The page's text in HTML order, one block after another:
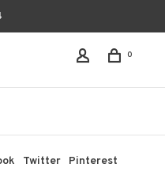
0
Twitter Pinterest